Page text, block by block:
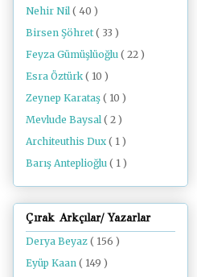
Nehir Nil ( 40 )
Birsen Şöhret( 33 )
Feyza Gümüşlüoğlu ( 22 )
Esra Öztürk( 10 )
Zeynep Karataş ( 10 )
Mevlude Baysal ( 2 )
Architeuthis Dux ( 1 )
Barış Anteplioğlu ( 1 )
Çırak Arkçılar/ Yazarlar
Derya Beyaz ( 156 )
Eyüp Kaan ( 149 )